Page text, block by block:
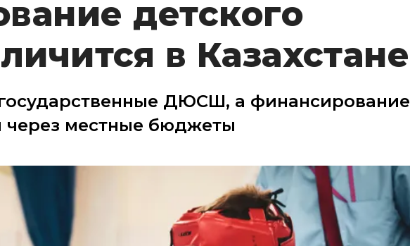
детского
в Казахстане
ДЮСШ, а финансирование
через местные бюджеты